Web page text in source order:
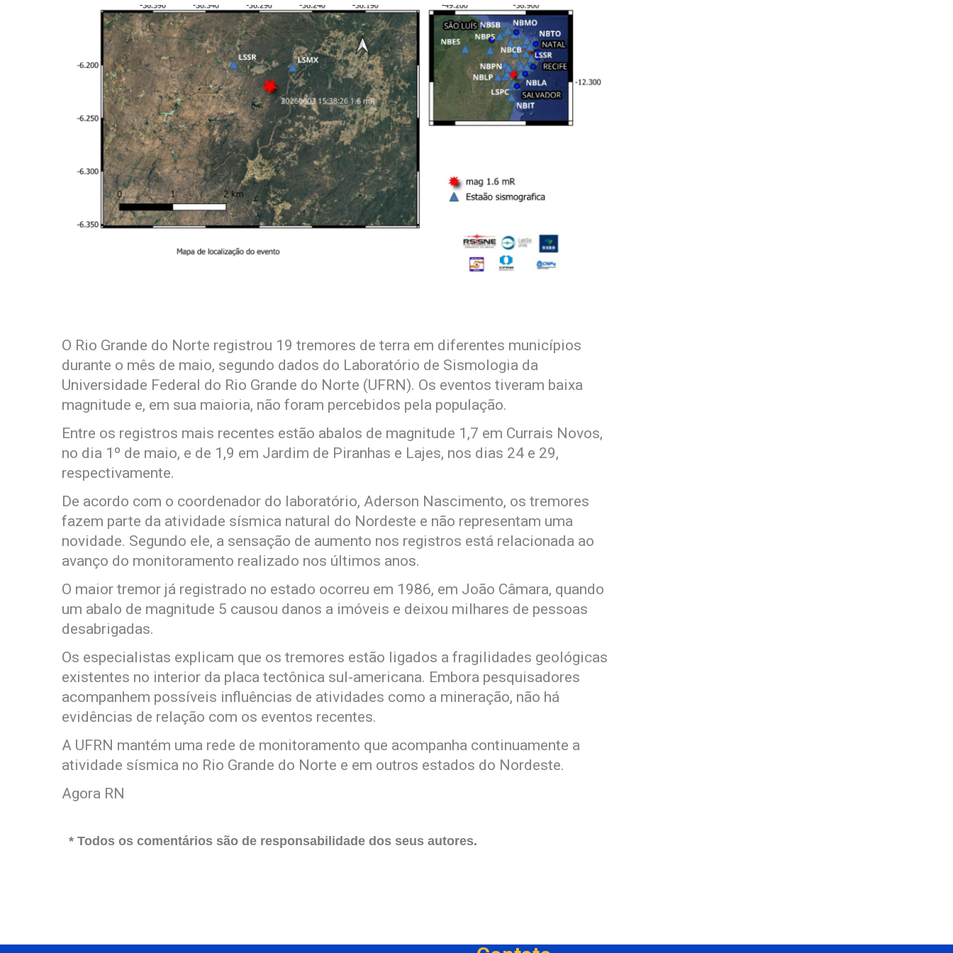
O Rio Grande do Norte registrou 19 tremores de terra em diferentes municípios
durante o mês de maio, segundo dados do Laboratório de Sismologia da
Universidade Federal do Rio Grande do Norte (UFRN). Os eventos tiveram baixa
magnitude e, em sua maioria, não foram percebidos pela população.
Entre os registros mais recentes estão abalos de magnitude 1,7 em Currais Novos,
no dia 1º de maio, e de 1,9 em Jardim de Piranhas e Lajes, nos dias 24 e 29,
respectivamente.
De acordo com o coordenador do laboratório, Aderson Nascimento, os tremores
fazem parte da atividade sísmica natural do Nordeste e não representam uma
novidade. Segundo ele, a sensação de aumento nos registros está relacionada ao
avanço do monitoramento realizado nos últimos anos.
O maior tremor já registrado no estado ocorreu em 1986, em João Câmara, quando
um abalo de magnitude 5 causou danos a imóveis e deixou milhares de pessoas
desabrigadas.
Os especialistas explicam que os tremores estão ligados a fragilidades geológicas
existentes no interior da placa tectônica sul-americana. Embora pesquisadores
acompanhem possíveis influências de atividades como a mineração, não há
evidências de relação com os eventos recentes.
A UFRN mantém uma rede de monitoramento que acompanha continuamente a
atividade sísmica no Rio Grande do Norte e em outros estados do Nordeste.
Agora RN
* Todos os comentários são de responsabilidade dos seus autores.